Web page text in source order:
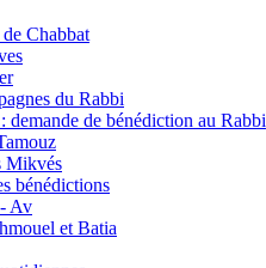
Chabbat
du Rabbi
demande de bénédiction au Rabbi
Mikvés
bénédictions
Av
et Batia